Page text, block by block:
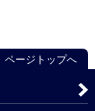
ページトップへ